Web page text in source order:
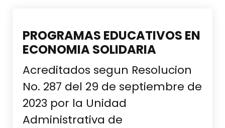
PROGRAMAS EDUCATIVOS EN
ECONOMIA SOLIDARIA
Acreditados segun Resolucion
No. 287 del 29 de septiembre de
2023 por la Unidad
Administrativa de